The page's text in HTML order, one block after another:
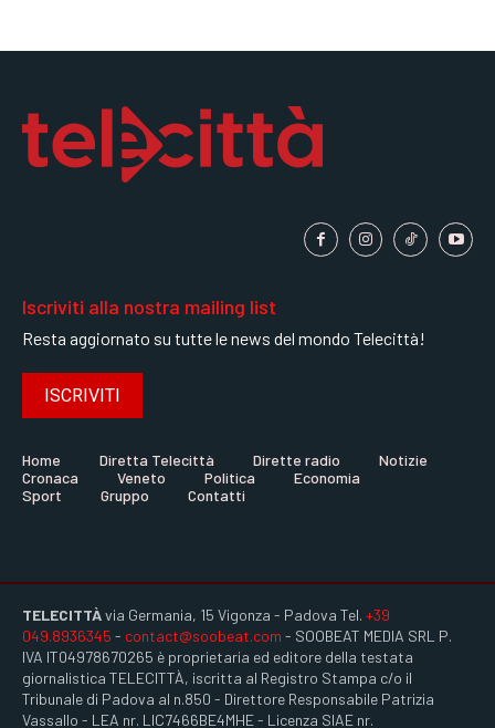
Iscriviti alla nostra mailing list
Resta aggiornato su tutte le news del mondo Telecittà!
ISCRIVITI
Home Diretta Telecittà Dirette radio
Notizie
Cronaca
Veneto Politica
Economia
Sport
Gruppo Contatti
TELECITTÀvia Germania, 15 Vigonza - Padova Tel. +39
049.8936345 - contact@soobeat.com - SOOBEAT MEDIA SRL P.
IVA IT04978670265 è proprietaria ed editore della testata
giornalistica TELECITTÀ, iscritta al Registro Stampa c/o il
Tribunale di Padova al n.850 - Direttore Responsabile Patrizia
Vassallo - LEA nr. LIC7466BE4MHE - Licenza SIAE nr.